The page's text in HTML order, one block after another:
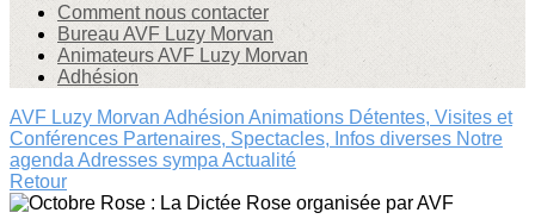
Comment nous contacter
Bureau AVF Luzy Morvan
Animateurs AVF Luzy Morvan
Adhésion
AVF Luzy Morvan Adhésion Animations Détentes, Visites et
Conférences Partenaires, Spectacles, Infos diverses Notre
agenda Adresses sympa Actualité
Retour